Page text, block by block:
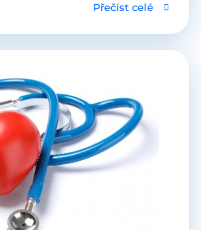
Přečíst celé